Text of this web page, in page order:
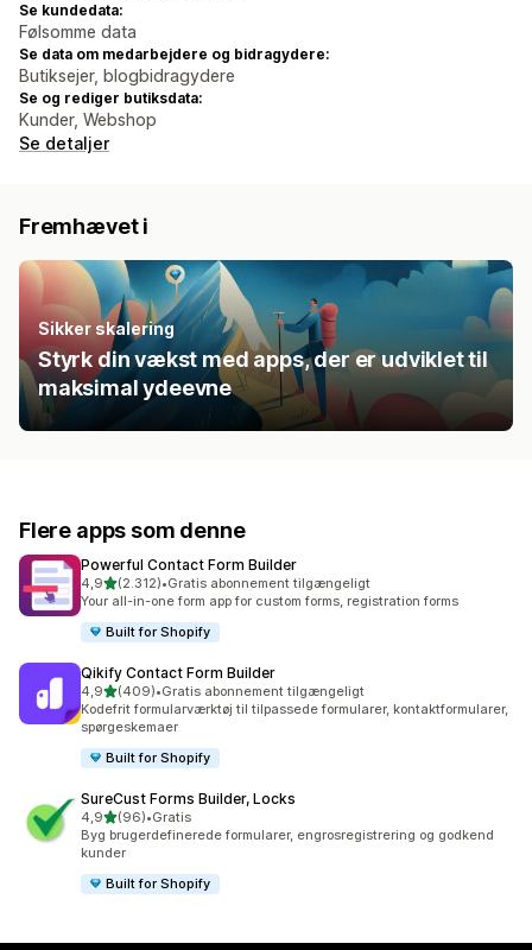
Se kundedata:
Følsomme data
Se data om medarbejdere og bidragydere:
Butiksejer, blogbidragydere
Se og rediger butiksdata:
Kunder, Webshop
Se detaljer
Fremhævet i
Sikker skalering
Styrk din vækst med apps, der er udviklet til
maksimal ydeevne
Flere apps som denne
Powerful Contact Form Builder
4,9ud af 5 stjerner
(2.312)
2312 anmeldelser i alt
•Gratis abonnement tilgængeligt
Your all-in-one form app for custom forms, registration forms
Built for Shopify
Qikify Contact Form Builder
4,9ud af 5 stjerner
(409)
409 anmeldelser i alt
•Gratis abonnement tilgængeligt
Kodefrit formularværktøj til tilpassede formularer, kontaktformularer,
spørgeskemaer
Built for Shopify
SureCust Forms Builder, Locks
4,9ud af 5 stjerner
(96)
96 anmeldelser i alt
•Gratis
Byg brugerdefinerede formularer, engrosregistrering og godkend
kunder
Built for Shopify